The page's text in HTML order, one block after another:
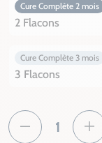
Cure Complète 2 mois
2 Flacons
Cure Complète 3 mois
3 Flacons